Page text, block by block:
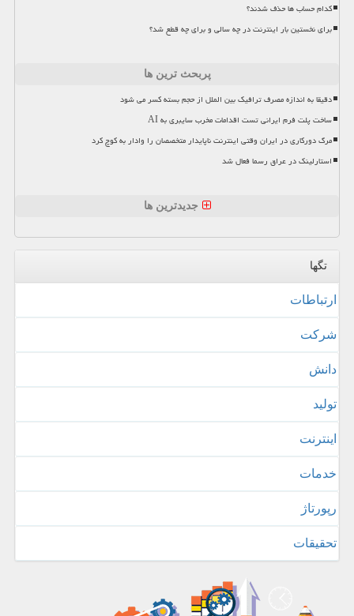
کدام حساب ها حذف شدند؟
برای نخستین بار اینترنت در چه سالی و برای چه قطع شد؟
پربحث ترین ها
دقیقا به اندازه مصرف ترافیک بین الملل از حجم بسته کسر می شود
ساخت پلت فرم ایرانی تست اقدامات مخرب سایبری به AI
مرگ دورکاری در ایران وقتی اینترنت ناپایدار متخصصان را وادار به کوچ کرد
استارلینک در عراق رسما فعال شد
جدیدترین ها
تگها
ارتباطات
شركت
دانش
تولید
اینترنت
خدمات
رپورتاژ
تحقیقات